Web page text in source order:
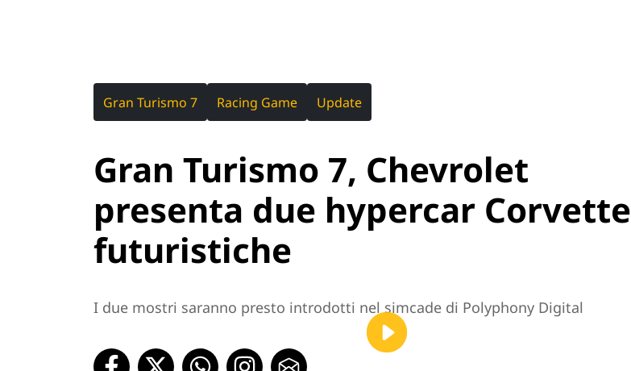
Gran Turismo 7 Racing Game Update
Gran Turismo 7, Chevrolet
presenta due hypercar Corvette
futuristiche
I due mostri saranno presto introdotti nel simcade di Polyphony Digital